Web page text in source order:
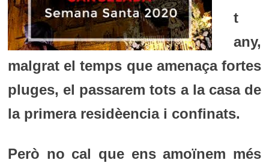
t
any,
malgrat el temps que amenaça fortes
pluges, el passarem tots a la casa de
la primera residèencia i confinats.
Però no cal que ens amoïnem més